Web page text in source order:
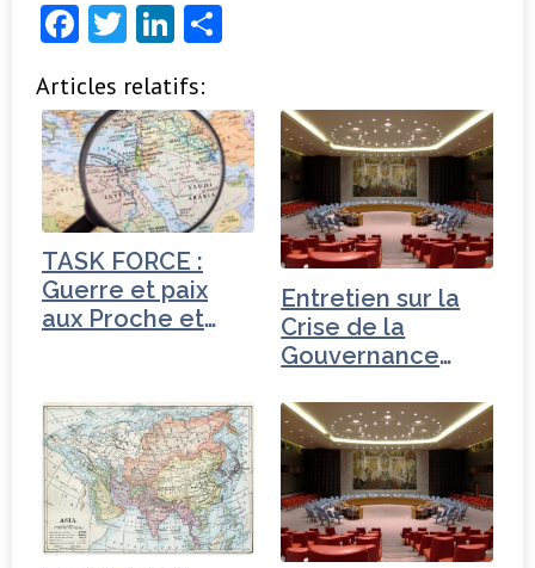
F
c
e
b
o
o
k
T
it
t
e
r
Li
k
e
dI
n
ta
g
e
r
Articles relatifs:
TASK FORCE :
Guerre et paix
aux Proche et
Entretien sur la
Crise de la
Gouvernance
Turquie